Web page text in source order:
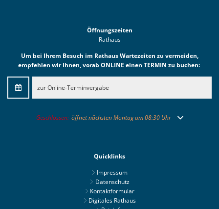
Öffnungszeiten
Rathaus
Um bei Ihrem Besuch im Rathaus Wartezeiten zu vermeiden,
empfehlen wir Ihnen, vorab ONLINE einen TERMIN zu buchen:
zur Online-Terminvergabe
Klicken, um weitere Öffnungs- oder Schließzeiten auszublenden
Geschlossen: öffnet nächsten Montag um 08:30 Uhr
Quicklinks
Impressum
Datenschutz
Kontaktformular
Digitales Rathaus